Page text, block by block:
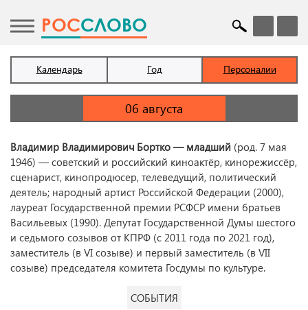
POCСЛОВО
Календарь Год Персоналии
Владимир Владимирович Бортко — младший (род. 7 мая
1946) — советский и российский киноактёр, кинорежиссёр,
сценарист, кинопродюсер, телеведущий, политический
деятель; народный артист Российской Федерации (2000),
лауреат Государственной премии РСФСР имени братьев
Васильевых (1990). Депутат Государственной Думы шестого
и седьмого созывов от КПРФ (с 2011 года по 2021 год),
заместитель (в VI созыве) и первый заместитель (в VII
созыве) председателя комитета Госдумы по культуре.
СОБЫТИЯ